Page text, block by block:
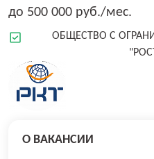
до 500 000 руб./мес.
ОБЩЕСТВО С
О ВАКАНСИИ